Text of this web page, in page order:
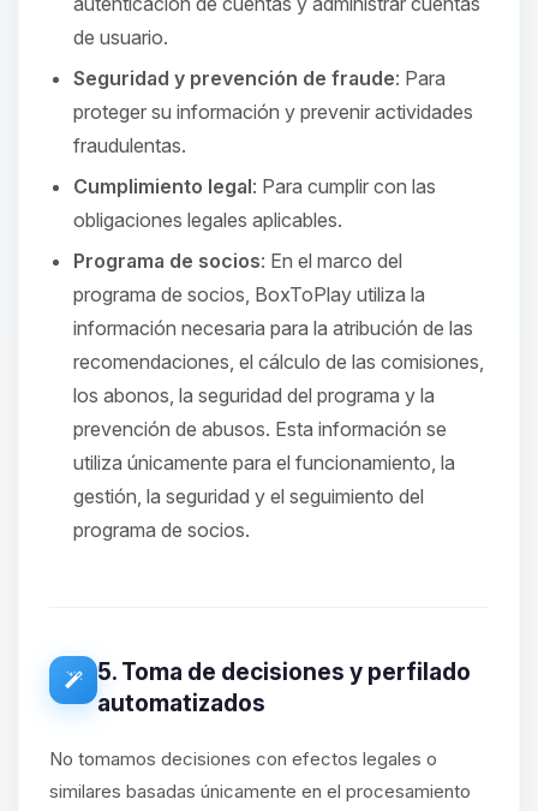
de usuario.
Seguridad y prevención de fraude: Para
proteger su información y prevenir actividades
fraudulentas.
Cumplimiento legal: Para cumplir con las
obligaciones legales aplicables.
Programa de socios: En el marco del
programa de socios, BoxToPlay utiliza la
información necesaria para la atribución de las
recomendaciones, el cálculo de las comisiones,
los abonos, la seguridad del programa y la
prevención de abusos. Esta información se
utiliza únicamente para el funcionamiento, la
gestión, la seguridad y el seguimiento del
programa de socios.
5. Toma de decisiones y perfilado
automatizados
No tomamos decisiones con efectos legales o
similares basadas únicamente en el procesamiento